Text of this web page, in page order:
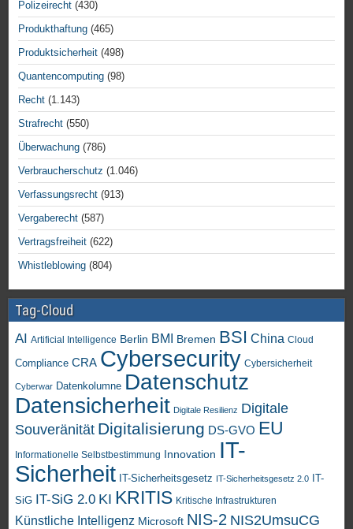
Polizeirecht (430)
Produkthaftung (465)
Produktsicherheit (498)
Quantencomputing (98)
Recht (1.143)
Strafrecht (550)
Überwachung (786)
Verbraucherschutz (1.046)
Verfassungsrecht (913)
Vergaberecht (587)
Vertragsfreiheit (622)
Whistleblowing (804)
Tag-Cloud
AI Artificial Intelligence Berlin BMI Bremen BSI China Cloud
Compliance CRA Cybersecurity Cybersicherheit
Cyberwar Datenkolumne Datenschutz
Datensicherheit Digitale Resilienz Digitale
Souveränität Digitalisierung DS-GVO EU
Informationelle Selbstbestimmung Innovation IT-
Sicherheit IT-Sicherheitsgesetz IT-Sicherheitsgesetz 2.0
IT-
SiG IT-SiG 2.0 KI KRITIS Kritische Infrastrukturen
Künstliche Intelligenz Microsoft NIS-2 NIS2UmsuCG